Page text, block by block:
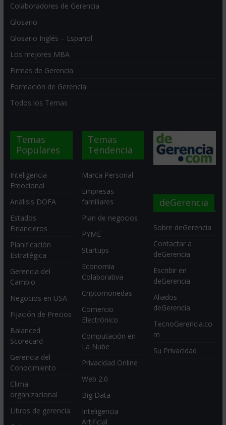
Colaboradores de Gerencia
Glosario
Glosario Inglés – Español
Los mejores MBA
Firmas de Gerencia
Formación de Gerencia
Todos los Temas
Temas
Populares
Inteligencia
Emocional
Análisis DOFA
Estados
Financieros
Planificación
Estratégica
Gerencia del
Cambio
Negocios en USA
Fijación de Precios
Balanced
Scorecard
Gerencia del
Conocimiento
Clima
organizacional
Libros de gerencia
Temas
Tendencia
Marca Personal
Empresas
familiares
Plan de negocios
PYME
Startups
Economia
Colaborativa
Criptomonedas
Comercio
Electrónico
Computación en
La Nube
Privacidad Online
Web 2.0
Big Data
Inteligencia
Artificial
deGerencia
Sobre deGerencia
Contactar a
deGerencia
Escribir en
deGerencia
Aliados
deGerencia
TecnoGerencia.co
m
Su Privacidad